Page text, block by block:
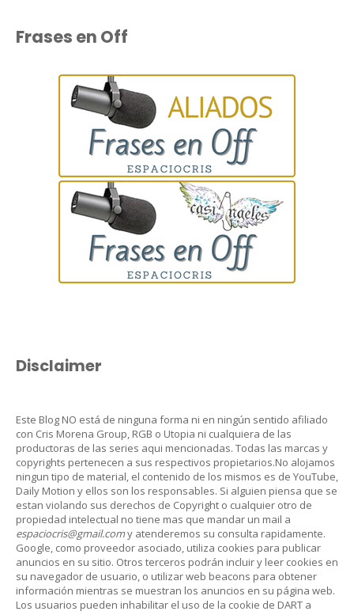
Frases en Off
Disclaimer
Este Blog NO está de ninguna forma ni en ningún sentido afiliado
con Cris Morena Group, RGB o Utopia ni cualquiera de las
productoras de las series aqui mencionadas. Todas las marcas y
copyrights pertenecen a sus respectivos propietarios.No alojamos
ningun tipo de material, el contenido de los mismos es de YouTube,
Daily Motion y ellos son los responsables. Si alguien piensa que se
estan violando sus derechos de Copyright o cualquier otro de
propiedad intelectual no tiene mas que mandar un mail a
espaciocris@gmail.comy atenderemos su consulta rapidamente.
Google, como proveedor asociado, utiliza cookies para publicar
anuncios en su sitio. Otros terceros podrán incluir y leer cookies en
su navegador de usuario, o utilizar web beacons para obtener
información mientras se muestran los anuncios en su página web.
Los usuarios pueden inhabilitar el uso de la cookie de DART a